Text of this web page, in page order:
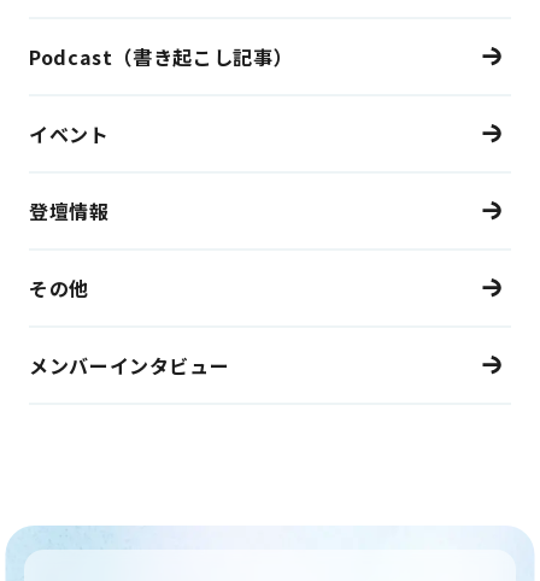
Podcast（書き起こし記事）
イベント
登壇情報
その他
メンバーインタビュー